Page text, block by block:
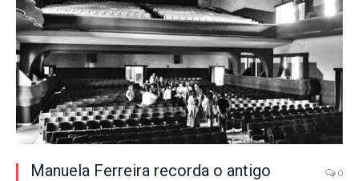
Manuela Ferreira recorda o antigo
0